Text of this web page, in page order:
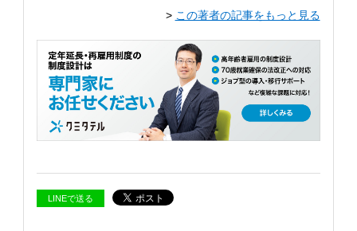
> この著者の記事をもっと見る
LINEで送る